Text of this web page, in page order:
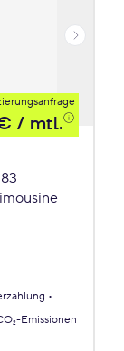
/ mtl.
Emissionen